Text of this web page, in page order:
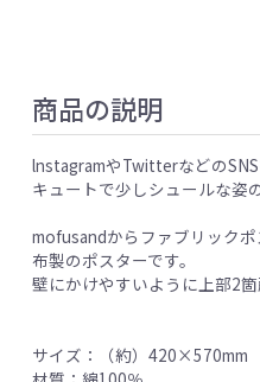
商品の説明
lnstagramやTwitterなどの
キュートで少しシュールな姿
mofusandからファブリックポ
布製のポスターです。
壁にかけやすいように上部2箇
サイズ：（約）420×570mm